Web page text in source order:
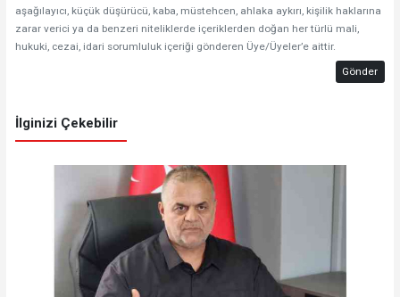
aşağılayıcı, küçük düşürücü, kaba, müstehcen, ahlaka aykırı, kişilik haklarına
zarar verici ya da benzeri niteliklerde içeriklerden doğan her türlü mali,
hukuki, cezai, idari sorumluluk içeriği gönderen Üye/Üyeler’e aittir.
Gönder
İlginizi Çekebilir